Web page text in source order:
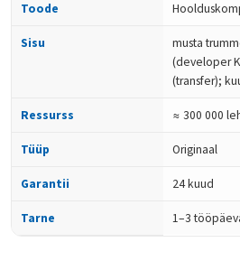
Toode
Sisu
musta
(developer
(transfer);
Ressurss ≈ 300 000
Tüüp Originaal
Garantii 24 kuud
Tarne 1–3